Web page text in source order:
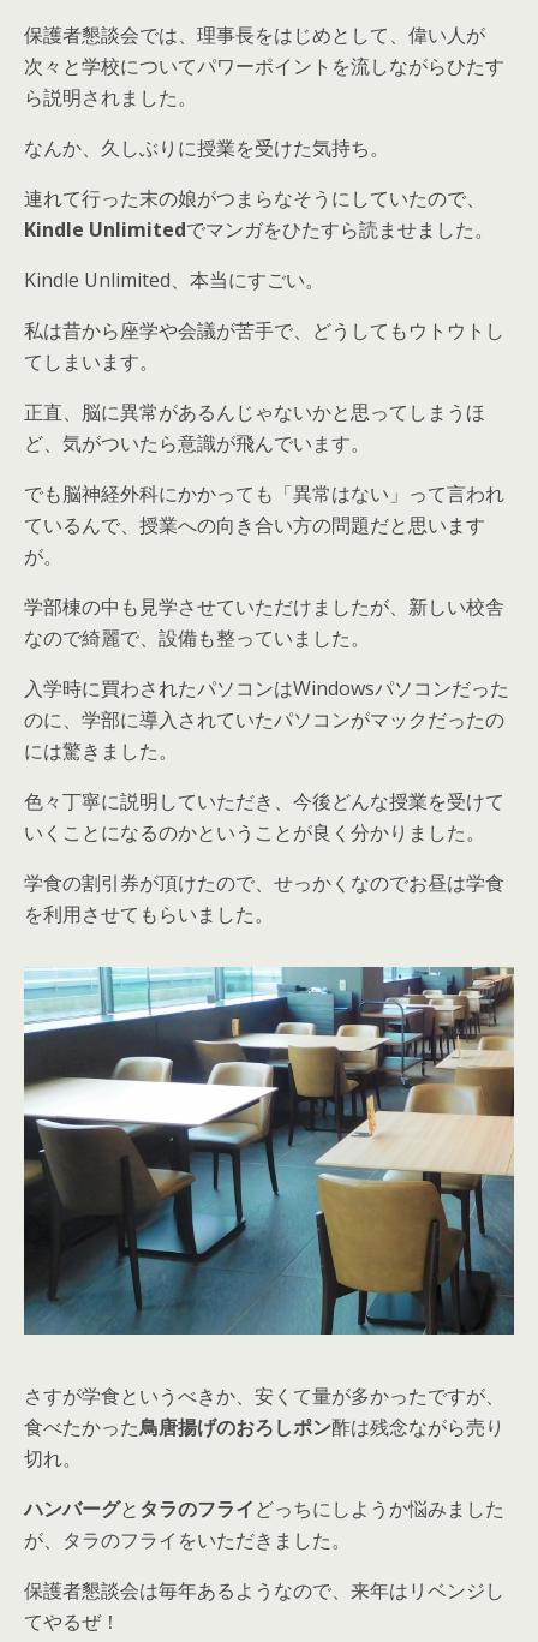
保護者懇談会では、理事長をはじめとして、偉い人が
次々と学校についてパワーポイントを流しながらひたす
ら説明されました。
なんか、久しぶりに授業を受けた気持ち。
連れて行った末の娘がつまらなそうにしていたので、
Kindle Unlimitedでマンガをひたすら読ませました。
Kindle Unlimited、本当にすごい。
私は昔から座学や会議が苦手で、どうしてもウトウトし
てしまいます。
正直、脳に異常があるんじゃないかと思ってしまうほ
ど、気がついたら意識が飛んでいます。
でも脳神経外科にかかっても「異常はない」って言われ
ているんで、授業への向き合い方の問題だと思います
が。
学部棟の中も見学させていただけましたが、新しい校舎
なので綺麗で、設備も整っていました。
入学時に買わされたパソコンはWindowsパソコンだった
のに、学部に導入されていたパソコンがマックだったの
には驚きました。
色々丁寧に説明していただき、今後どんな授業を受けて
いくことになるのかということが良く分かりました。
学食の割引券が頂けたので、せっかくなのでお昼は学食
を利用させてもらいました。
さすが学食というべきか、安くて量が多かったですが、
食べたかった鳥唐揚げのおろしポン酢は残念ながら売り
切れ。
ハンバーグと タラのフライどっちにしようか悩みました
が、タラのフライをいただきました。
保護者懇談会は毎年あるようなので、来年はリベンジし
てやるぜ！